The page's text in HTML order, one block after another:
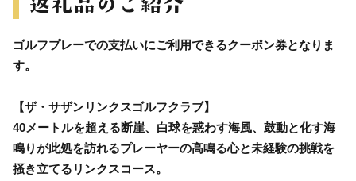
ゴルフプレーでの支払いにご利用できるクーポン券となりま
す。
【ザ・サザンリンクスゴルフクラブ】
40メートルを超える断崖、白球を惑わす海風、鼓動と化す海
鳴りが此処を訪れるプレーヤーの高鳴る心と未経験の挑戦を
掻き立てるリンクスコース。